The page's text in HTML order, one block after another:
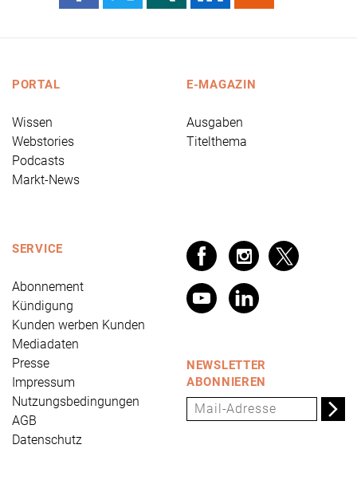
PORTAL
Wissen
Webstories
Podcasts
Markt-News
E-MAGAZIN
Ausgaben
Titelthema
SERVICE
Abonnement
Kündigung
Kunden werben Kunden
Mediadaten
Presse
Impressum
Nutzungsbedingungen
AGB
Datenschutz
NEWSLETTER
ABONNIEREN